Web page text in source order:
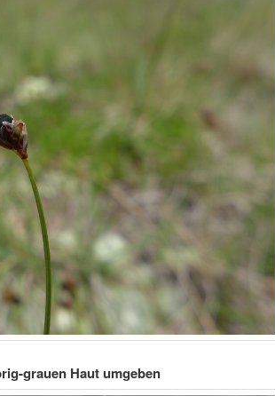
grauen Haut umgeben